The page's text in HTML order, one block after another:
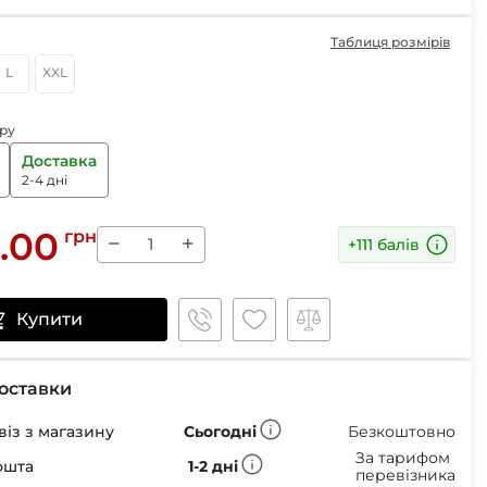
Маски для сну
Ремнабори
Таблиця розмірів
L XXL
Доставка
2-4 дні
грн − + +111 балів
Купити
з магазину Сьогодні
Безкоштовно
1-2 дні
За тарифом
перевізника